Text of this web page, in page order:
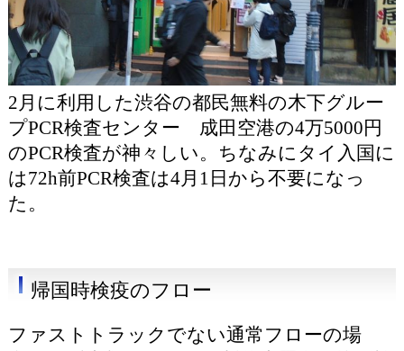
2月に利用した渋谷の都民無料の木下グルー
プPCR検査センター 成田空港の4万5000円
のPCR検査が神々しい。ちなみにタイ入国に
は72h前PCR検査は4月1日から不要になっ
た。
帰国時検疫のフロー
ファストトラックでない通常フローの場